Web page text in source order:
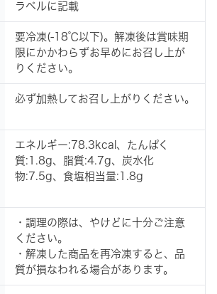
ラベルに記載
要冷凍(-18℃以下)。解凍後は賞味期
限にかかわらずお早めにお召し上が
りください。
必ず加熱してお召し上がりください。
エネルギー:78.3kcal、たんぱく
質:1.8g、脂質:4.7g、炭水化
物:7.5g、食塩相当量:1.8g
・調理の際は、やけどに十分ご注意
ください。
・解凍した商品を再冷凍すると、品
質が損なわれる場合があります。